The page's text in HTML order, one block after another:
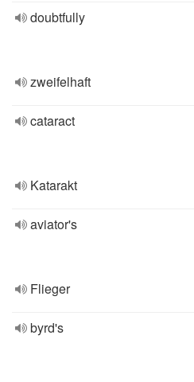
doubtfully
zweifelhaft
cataract
Katarakt
aviator's
Flieger
byrd's